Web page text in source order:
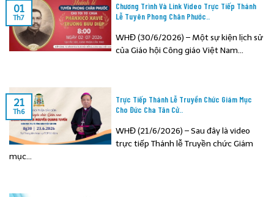
Chương Trình Và Link Video Trực Tiếp Thánh
Lễ Tuyên Phong Chân Phước..
WHĐ (30/6/2026) – Một sự kiện lịch sử
của Giáo hội Công giáo Việt Nam...
01
Th7
Trực Tiếp Thánh Lễ Truyền Chức Giám Mục
Cho Đức Cha Tân Cử..
WHĐ (21/6/2026) – Sau đây là video
trực tiếp Thánh lễ Truyền chức Giám
mục...
21
Th6